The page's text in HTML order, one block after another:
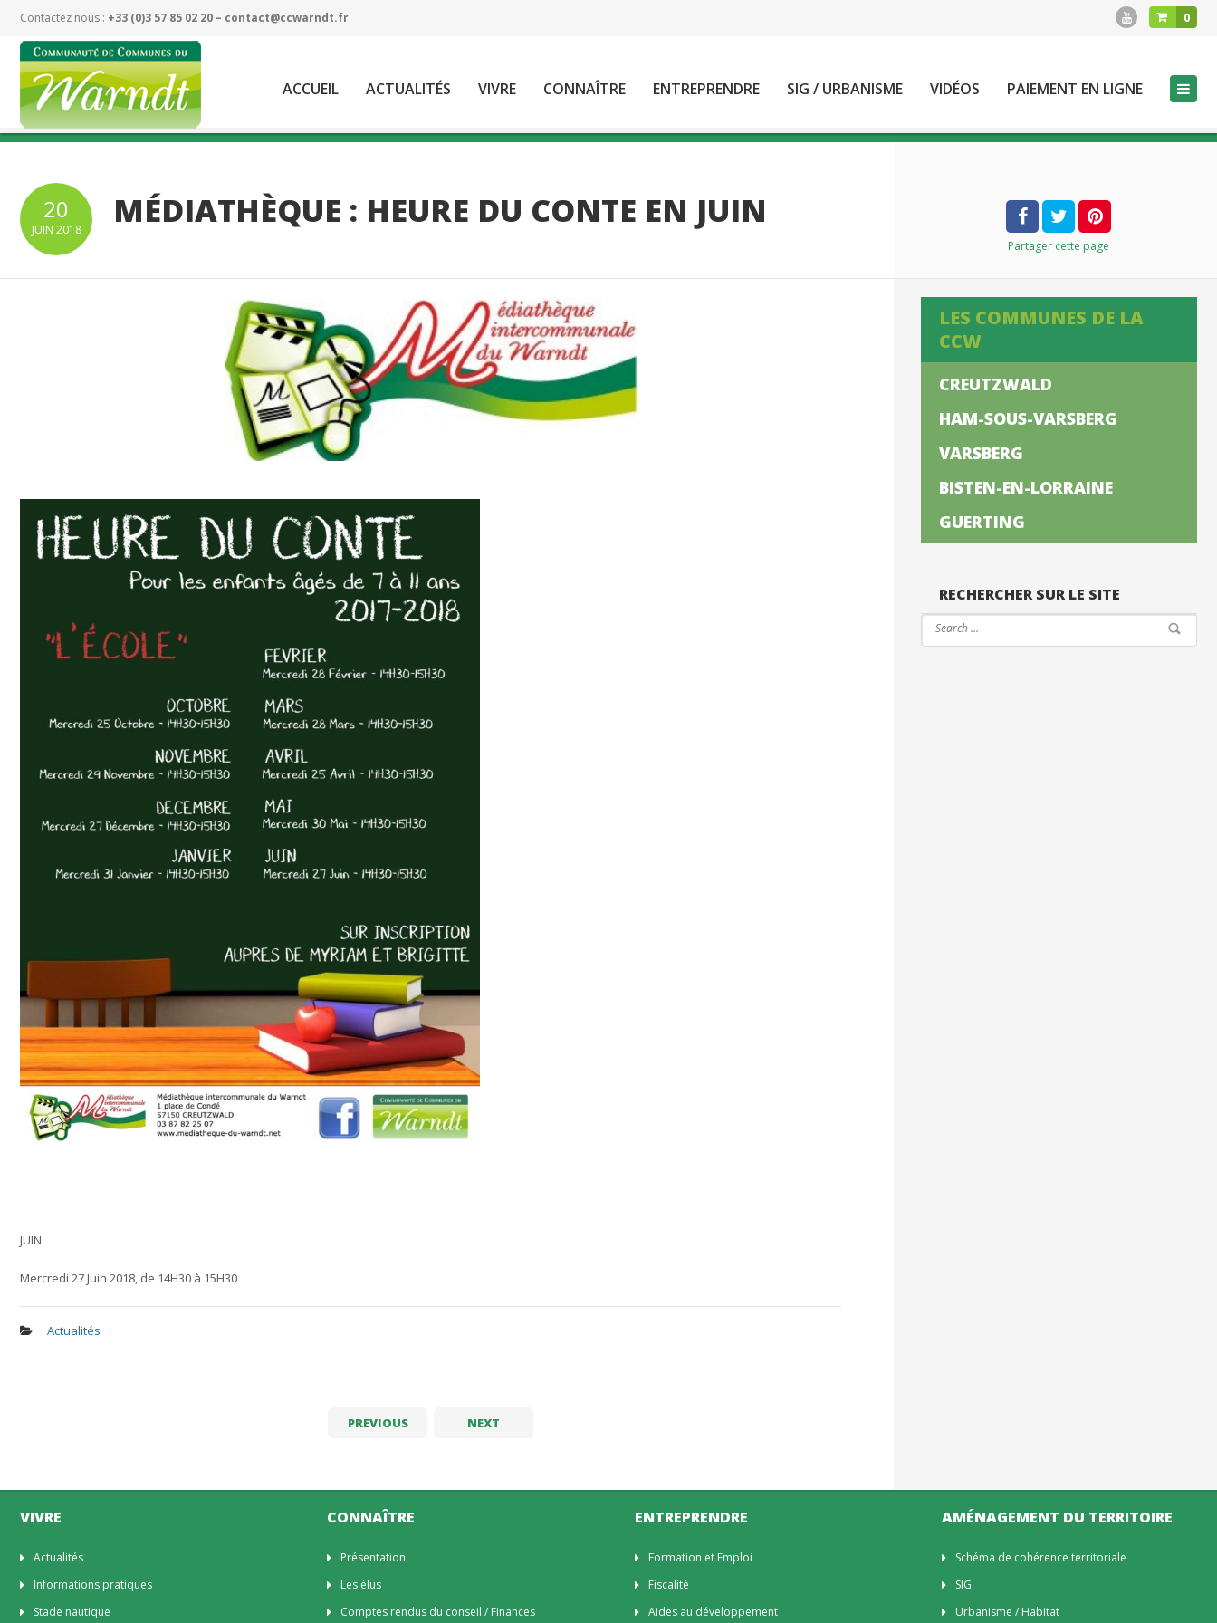
0
Contactez nous : +33 (0)3 57 85 02 20 – contact@ccwarndt.fr
ACCUEIL ACTUALITÉS VIVRE CONNAÎTRE ENTREPRENDRE SIG / URBANISME VIDÉOS PAIEMENT EN LIGNE
20
JUIN 2018 MÉDIATHÈQUE : HEURE DU CONTE EN JUIN
Partager cette page
JUIN
Mercredi 27 Juin 2018, de 14H30 à 15H30
Actualités
PREVIOUS NEXT
LES COMMUNES DE LA
CCW
CREUTZWALD
HAM-SOUS-VARSBERG
VARSBERG
BISTEN-EN-LORRAINE
GUERTING
RECHERCHER SUR LE SITE
VIVRE
Actualités
Informations pratiques
Stade nautique
CONNAÎTRE
Présentation
Les élus
Comptes rendus du conseil / Finances
ENTREPRENDRE
Formation et Emploi
Fiscalité
Aides au développement
AMÉNAGEMENT DU TERRITOIRE
Schéma de cohérence territoriale
SIG
Urbanisme / Habitat